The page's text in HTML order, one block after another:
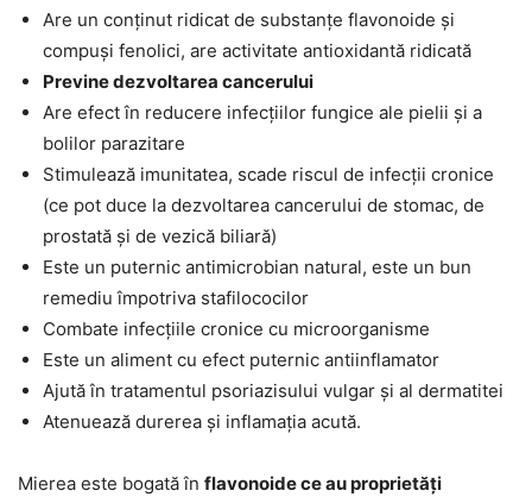
Are un conținut ridicat de substanțe flavonoide și
compuși fenolici, are activitate antioxidantă ridicată
Previne dezvoltarea cancerului
Are efect în reducere infecțiilor fungice ale pielii și a
bolilor parazitare
Stimulează imunitatea, scade riscul de infecții cronice
(ce pot duce la dezvoltarea cancerului de stomac, de
prostată și de vezică biliară)
Este un puternic antimicrobian natural, este un bun
remediu împotriva stafilococilor
Combate infecțiile cronice cu microorganisme
Este un aliment cu efect puternic antiinflamator
Ajută în tratamentul psoriazisului vulgar și al dermatitei
Atenuează durerea și inflamația acută.
Mierea este bogată în flavonoide ce au proprietăți